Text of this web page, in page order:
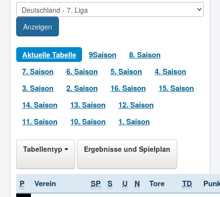
Anzeigen
Aktuelle Tabelle 9Saison
8. Saison
7. Saison
6. Saison 5. Saison
4. Saison
3. Saison
2. Saison 16. Saison
15. Saison
14. Saison
13. Saison
12. Saison
11. Saison
10. Saison 1. Saison
Tabellentyp Ergebnisse und Spielplan
P Verein SP S U N Tore TD